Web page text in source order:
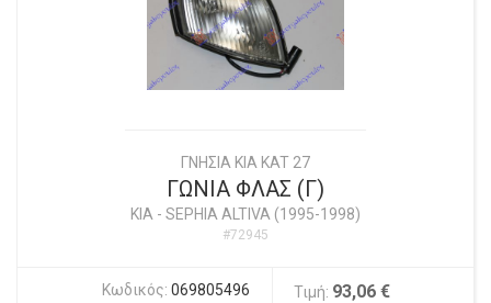
ΓΝΗΣΙΑ KIA KAT 27
ΓΩΝΙΑ ΦΛΑΣ (Γ)
KIA - SEPHIA ALTIVA (1995-1998)
#72945
Κωδικός: 069805496 Τιμή: 93,06 €